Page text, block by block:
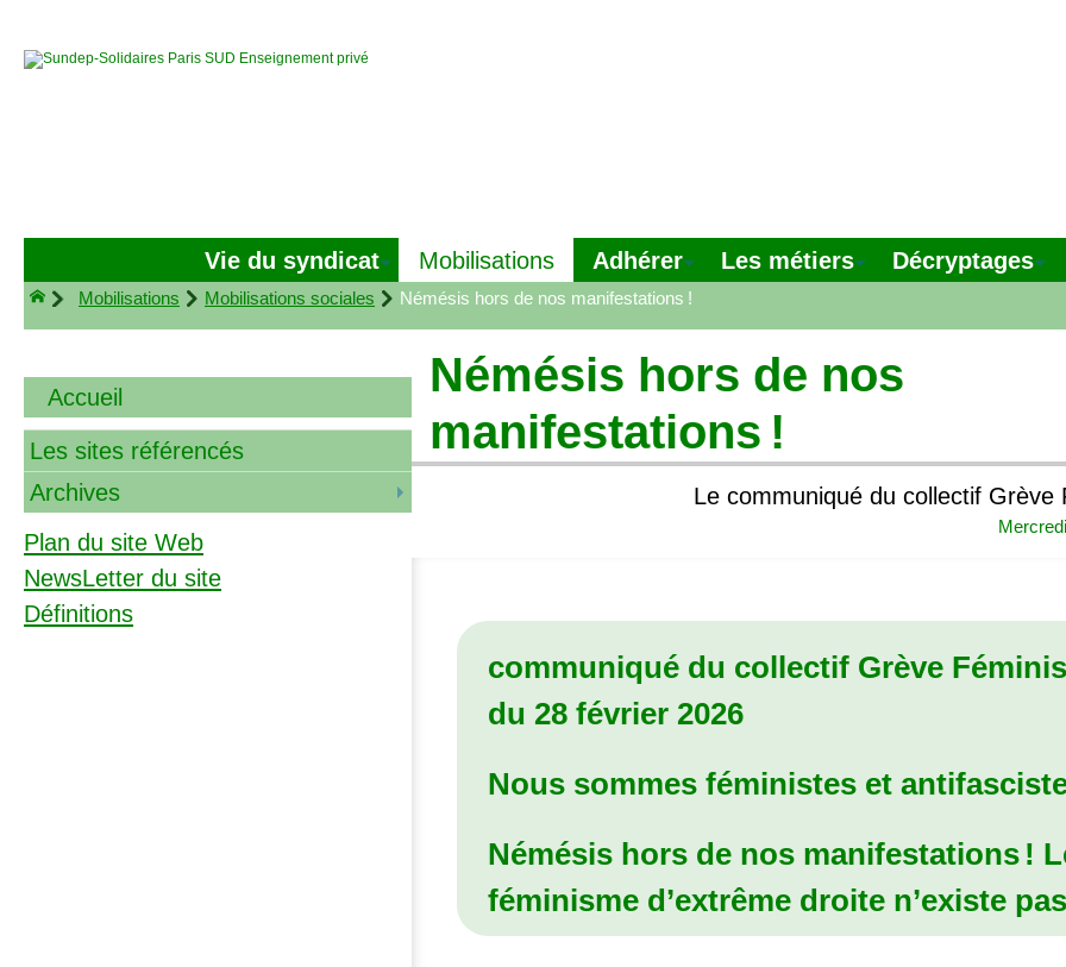
Vie du syndicat Mobilisations Adhérer Les métiers Décryptages
Mobilisations Mobilisations sociales Némésis hors de nos manifestations !
Némésis hors de nos
manifestations !
Le communiqué du collectif Grève
communiqué du collectif Grève
du 28 février 2026
Nous sommes féministes et
Némésis hors de nos manifestations !
féminisme d’extrême droite n’existe
Accueil
Les sites référencés
Archives
Plan du site Web
NewsLetter du site
Définitions